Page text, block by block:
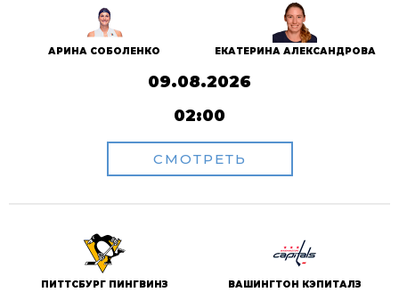
АРИНА СОБОЛЕНКО ЕКАТЕРИНА АЛЕКСАНДРОВА
09.08.2026
02:00
СМОТРЕТЬ
ПИТТСБУРГ ПИНГВИНЗ ВАШИНГТОН КЭПИТАЛЗ